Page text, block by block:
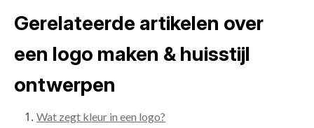
Gerelateerde artikelen over
een logo maken & huisstijl
ontwerpen
Wat zegt kleur in een logo?